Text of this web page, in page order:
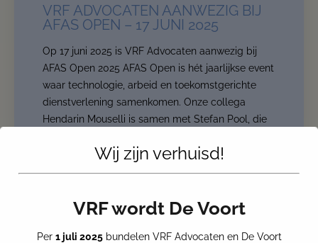
VRF ADVOCATEN AANWEZIG BIJ
AFAS OPEN – 17 JUNI 2025
Op 17 juni 2025 is VRF Advocaten aanwezig bij
AFAS Open 2025 AFAS Open is hét jaarlijkse event
waar technologie, arbeid en toekomstgerichte
dienstverlening samenkomen. Onze collega
Hendarin Mouselli is samen met Stefan Pool, die
Wij zijn verhuisd!
VRF wordt De Voort
Per 1 juli 2025bundelen VRF Advocaten en De Voort